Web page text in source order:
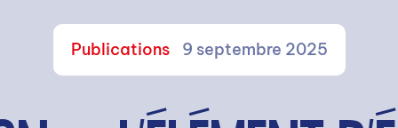
Publications 9 septembre 2025